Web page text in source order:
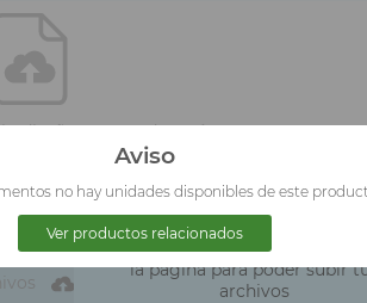
Selecciona la opción de "
impresión" en la parte superior
la pagina para poder subir
archivos
diseño antes o después
Aviso
no hay unidades disponibles de este
Ver productos relacionados